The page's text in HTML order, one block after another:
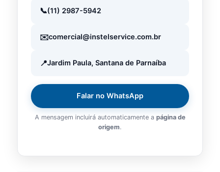
(11) 2987-5942
comercial@instelservice.com.br
Jardim Paula, Santana de Parnaíba
Falar no WhatsApp
A mensagem incluirá automaticamente a página de
origem.